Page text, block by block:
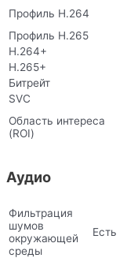
Профиль H.264
Профиль H.265
H.264+
H.265+
Битрейт
SVC
Область интереса
(ROI)
Аудио
Фильтрация
шумов
окружающей
среды
Есть